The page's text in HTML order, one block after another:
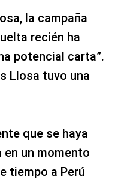
la campaña
recién ha
potencial carta”.
Llosa tuvo una
que se haya
un momento
tiempo a Perú